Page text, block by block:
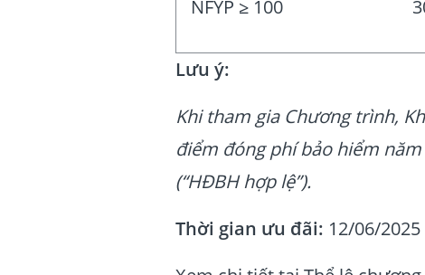
NFYP ≥ 100
Lưu ý:
Khi tham gia Chương trình,
điểm đóng phí bảo hiểm
(“HĐBH hợp lệ”).
Thời gian ưu đãi: 12/06/